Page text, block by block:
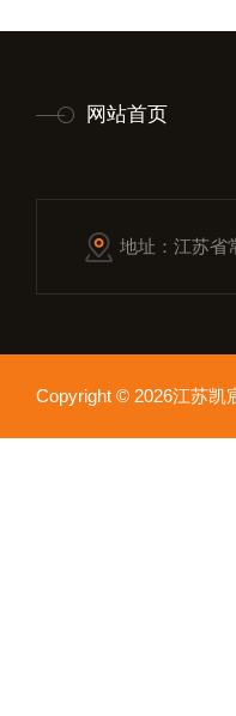
网站首页
地址：江苏省
Copyright © 2026江苏